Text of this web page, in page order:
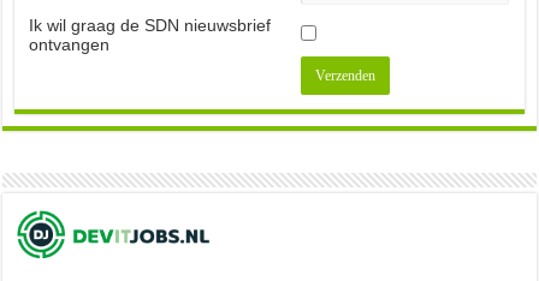
Ik wil graag de SDN nieuwsbrief
ontvangen